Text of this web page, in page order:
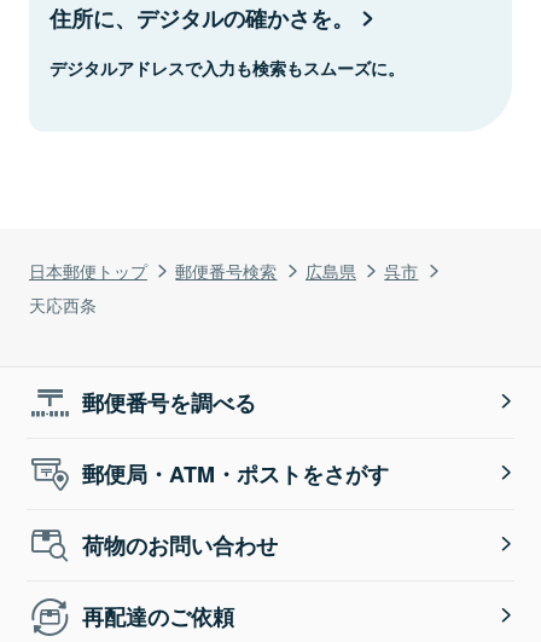
日本郵便トップ 郵便番号検索 広島県
呉市
天応西条
住所に、デジタルの確かさを。
デジタルアドレスで入力も検索もスムーズに。
郵便番号を調べる
郵便局・ATM・ポストをさがす
荷物のお問い合わせ
再配達のご依頼